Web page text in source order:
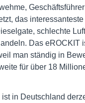
das
schlechte
Das eROCKIT
man ständig in
für über 18
in Deutschland